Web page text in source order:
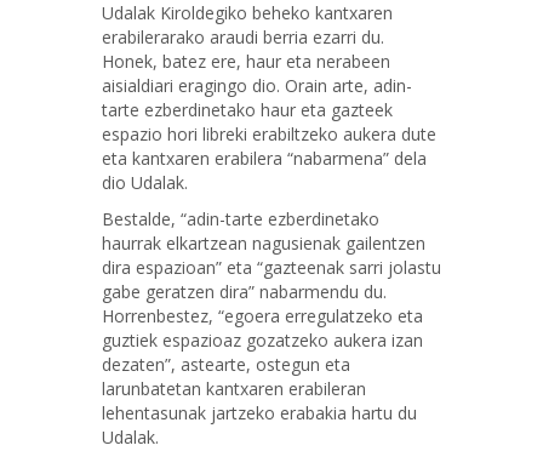
Udalak Kiroldegiko beheko kantxaren
erabilerarako araudi berria ezarri du.
Honek, batez ere, haur eta nerabeen
aisialdiari eragingo dio. Orain arte, adin-
tarte ezberdinetako haur eta gazteek
espazio hori libreki erabiltzeko aukera dute
eta kantxaren erabilera “nabarmena” dela
dio Udalak.
Bestalde, “adin-tarte ezberdinetako
haurrak elkartzean nagusienak gailentzen
dira espazioan” eta “gazteenak sarri jolastu
gabe geratzen dira” nabarmendu du.
Horrenbestez, “egoera erregulatzeko eta
guztiek espazioaz gozatzeko aukera izan
dezaten”, astearte, ostegun eta
larunbatetan kantxaren erabileran
lehentasunak jartzeko erabakia hartu du
Udalak.